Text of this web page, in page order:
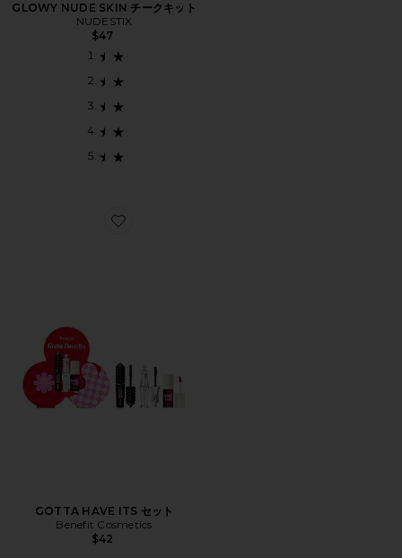
GLOWY NUDE SKIN チークキット
NUDESTIX
$47
Favorite GOTTA HAVE ITS セット
GOTTA HAVE ITS セット
Benefit Cosmetics
$42